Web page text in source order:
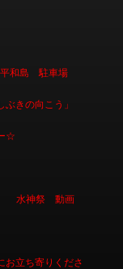
平和島 駐車場
きの向こう」
☆
水神祭 動画
お立ち寄りくださ